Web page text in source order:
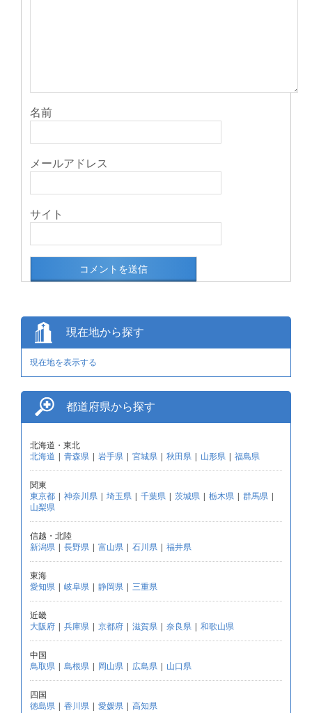
名前
メールアドレス
サイト
現在地から探す
現在地を表示する
都道府県から探す
北海道・東北
北海道 | 青森県 | 岩手県 | 宮城県 | 秋田県 | 山形県 | 福島県
関東
東京都 | 神奈川県 | 埼玉県 | 千葉県 | 茨城県 | 栃木県 | 群馬県 |
山梨県
信越・北陸
新潟県 | 長野県 | 富山県 | 石川県 | 福井県
東海
愛知県 | 岐阜県 | 静岡県 | 三重県
近畿
大阪府 | 兵庫県 | 京都府 | 滋賀県 | 奈良県 | 和歌山県
中国
鳥取県 | 島根県 | 岡山県 | 広島県 | 山口県
四国
徳島県 | 香川県 | 愛媛県 | 高知県